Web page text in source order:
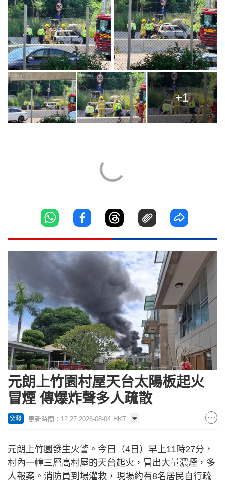
+1
元朗上竹園村屋天台太陽板起火
冒煙 傳爆炸聲多人疏散
突發 更新時間：12:27 2026-08-04 HKT
元朗上竹園發生火警。今日（4日）早上11時27分，
村內一幢三層高村屋的天台起火，冒出大量濃煙，多
人報案。消防員到場灌救，現場約有8名居民自行疏